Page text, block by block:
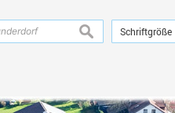
Schriftgröße
suchen